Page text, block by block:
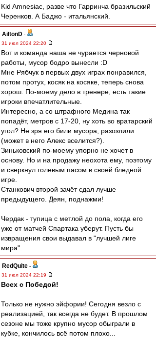
Kid Amnesiac, разве что Гарринча бразильский
Черенков. А Баджо - итальянский.
AiltonD -
31 июл 2024 22:20
Вот и команда наша не чурается черновой
работы, мусор бодро вынесли :D
Мне Рябчук в первых двух играх понравился,
потом протух, косяк на косяке, теперь снова
хорош. По-моему дело в тренере, есть такие
игроки впечатлительные.
Интересно, а со штрафного Медина так
попадёт, метров с 17-20, ну хоть во вратарский
угол? Не зря его били мусора, разозлили
(может в него Алекс вселится?).
Зиньковский по-моему упорно не хочет в
основу. Но и на продажу неохота ему, поэтому
и сверкнул голевым пасом в своей бледной
игре.
Станкович второй зачёт сдал лучше
предыдущего. Деян, поднажми!
Чердак - тупица с метлой до пола, когда его
уже от матчей Спартака уберут. Пусть бы
извращения свои выдавал в "лучшей лиге
мира".
RedQuite -
31 июл 2024 22:19
Всех с Победой!
Только не нужно эйфории! Сегодня везло с
реализацией, так всегда не будет. В прошлом
сезоне мы тоже крупно мусор обыграли в
кубке, кончилось всё потом плохо...